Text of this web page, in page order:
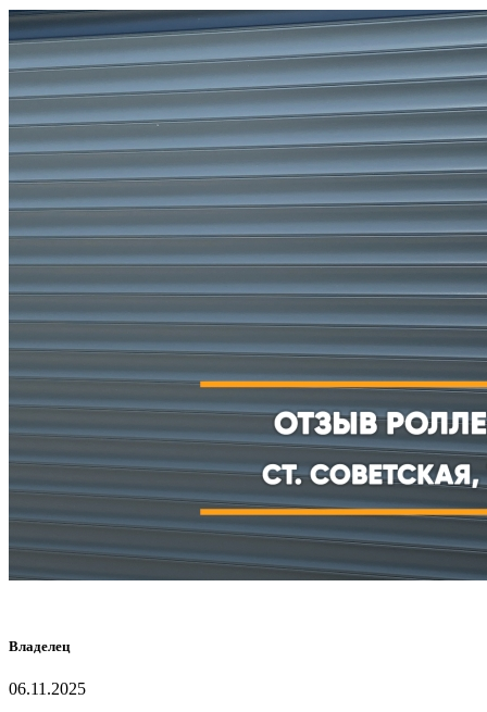
Владелец
06.11.2025